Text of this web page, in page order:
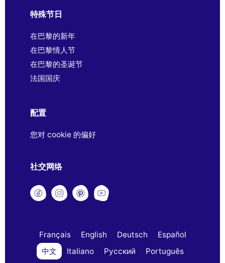
特殊节日
在巴黎的新年
在巴黎情人节
在巴黎的圣诞节
法国国庆
配置
您对 cookie 的偏好
社交网络
Français English Deutsch
Español
中文
Italiano Русский
Português